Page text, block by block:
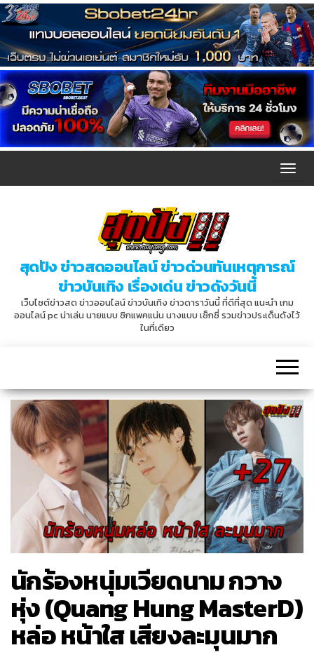
T
e
a
g
a
t
n
สุดปัง ข่าวสดออนไลน์ ข่าวด่วนทันเหตุการณ์
ข่าวบันเทิง เรื่องเด่น ข่าวดังวันนี้
เว็บไซต์ข่าวสด ข่าวออนไลน์ ข่าวบันเทิง ข่าวดาราวันนี้ ที่ดีที่สุด แนะนำ เกม
ออนไลน์ pc น่าเล่น นายแบบ ซิกแพคแน่น นางแบบ เซ็กซี่ รวมข่าวประเด็นดังไว้
ในที่เดียว
นักร้องหนุ่มเวียดนาม กวาง
หุ่ง (Quang Hung MasterD)
หล่อ หน้าใส เสียงละมุนมาก